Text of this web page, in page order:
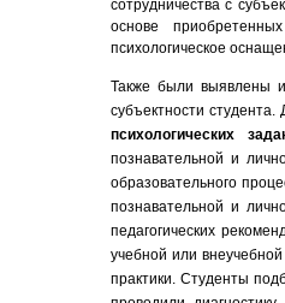
сотрудничества с
основе
психологическое
Также были выявлены и
субъектности
психологических
познавательной и
образовательного
познавательной и
педагогических
учебной или внеучебной
практики. Студенты